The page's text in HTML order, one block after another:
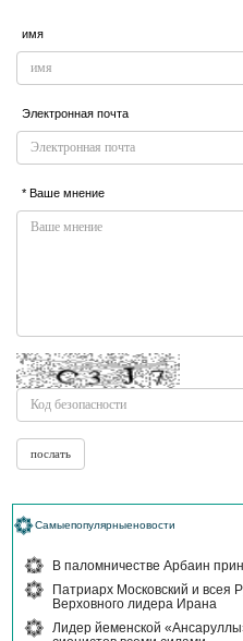
имя
Электронная почта
* Ваше мнение
Самыепопулярныеновости
В паломничестве Арбаин
Патриарх Московский и всея
Верховного лидера Ирана
Лидер йеменской